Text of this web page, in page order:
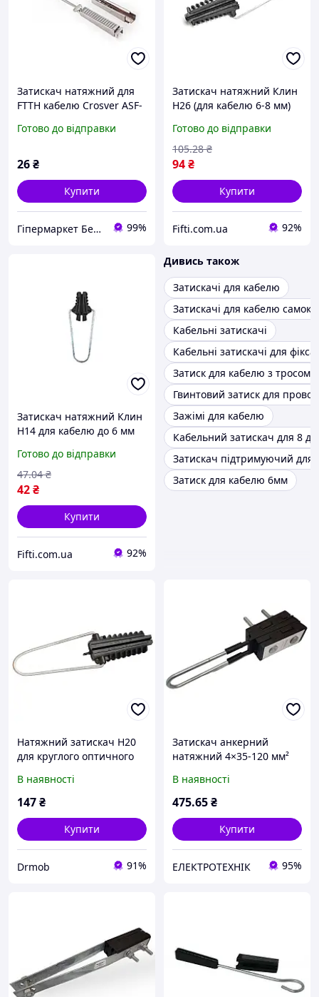
Затискач натяжний для
FTTH кабелю Crosver ASF-
Готово до відправки
26₴
Купити
Гіпермаркет Безпеки Bezpeka-SHOP 99%
Затискач натяжний Клин
Н26 (для кабелю 6-8 мм)
Готово до відправки
94₴
105.28 ₴
Купити
Fifti.com.ua 92%
Затискач натяжний Клин
Н14 для кабелю до 6 мм
(998864333)
Готово до відправки
42₴
47.04 ₴
Купити
Fifti.com.ua 92%
Дивись також
Затискачі для кабелю
Затискачі для кабелю
Кабельні затискачі
Кабельні затискачі для
Затиск для кабелю з тросом
Гвинтовий затиск для
Зажімі для кабелю
Кабельний затискач для 8
Затискач підтримуючий для
Затиск для кабелю 6мм
Натяжний затискач Н20
для круглого оптичного
мм із високоміцного
пластику з невипадними
В наявності
147₴
Купити
Drmob 91%
Затискач анкерний
натяжний 4×35-120 мм²
В наявності
475.65₴
Купити
ЕЛЕКТРОТЕХНІК 95%